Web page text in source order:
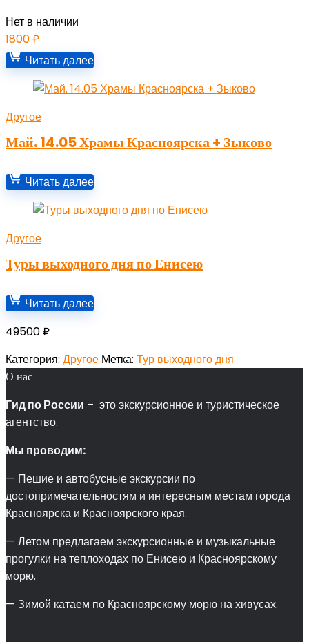
Нет в наличии
1800₽
Читать далее
Другое
Май. 14.05 Храмы Красноярска + Зыково
Читать далее
Другое
Туры выходного дня по Енисею
Читать далее
49500₽
Категория: Другое Метка: Тур выходного дня
О нас
Гид по России – это экскурсионное и туристическое
агентство.
Мы проводим:
— Пешие и автобусные экскурсии по
достопримечательностям и интересным местам города
Красноярска и Красноярского края.
— Летом предлагаем экскурсионные и музыкальные
прогулки на теплоходах по Енисею и Красноярскому
морю.
— Зимой катаем по Красноярскому морю на хивусах.